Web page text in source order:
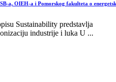
a, OIEH-a i Pomorskog fakulteta o
Sustainability predstavlja
industrije i luka U ...